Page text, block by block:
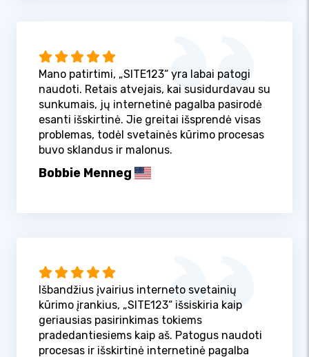
Mano patirtimi, „SITE123“ yra labai patogi
naudoti. Retais atvejais, kai susidurdavau su
sunkumais, jų internetinė pagalba pasirodė
esanti išskirtinė. Jie greitai išsprendė visas
problemas, todėl svetainės kūrimo procesas
buvo sklandus ir malonus.
Bobbie Menneg
Išbandžius įvairius interneto svetainių
kūrimo įrankius, „SITE123“ išsiskiria kaip
geriausias pasirinkimas tokiems
pradedantiesiems kaip aš. Patogus naudoti
procesas ir išskirtinė internetinė pagalba